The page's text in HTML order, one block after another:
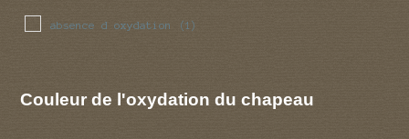
absence d oxydation (1)
Couleur de l'oxydation du chapeau